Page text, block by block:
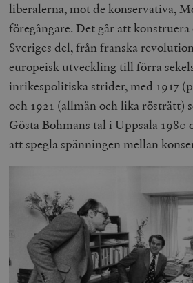
liberalerna, mot de konservativa,
föregångare. Det går att
Sveriges del, från franska
europeisk utveckling till förra
inrikespolitiska strider, med 1917
och 1921 (allmän och lika rösträtt)
Gösta Bohmans tal i Uppsala 1980
att spegla spänningen mellan